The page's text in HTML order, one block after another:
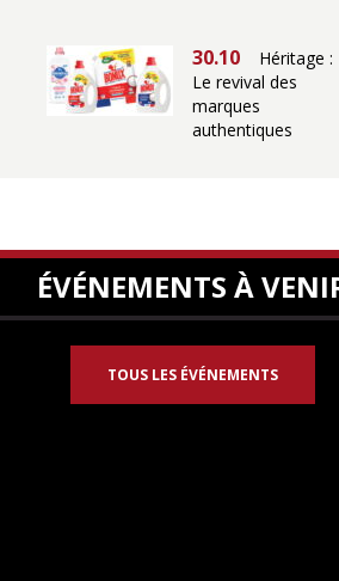
30.10
Héritage :
Le revival des
marques
authentiques
ÉVÉNEMENTS À
TOUS LES ÉVÉNEMENTS